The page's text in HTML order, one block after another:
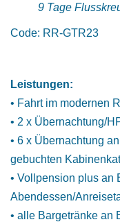
9 Tage
Code: RR-GTR23
Leistungen:
• Fahrt im modernen
• 2 x Übernachtung/
• 6 x Übernachtung
gebuchten
• Vollpension plus an
Abendessen/
• alle Bargetränke an